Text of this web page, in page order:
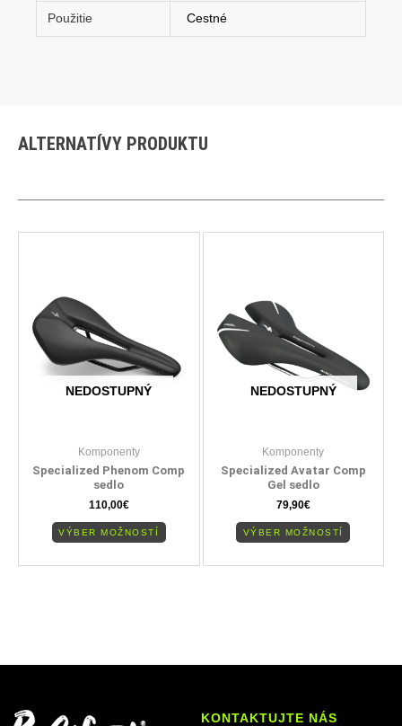
Použitie Cestné
ALTERNATÍVY PRODUKTU
NEDOSTUPNÝ
Komponenty
Specialized Phenom Comp
sedlo
110,00€
VÝBER MOŽNOSTÍ
si
môžete
NEDOSTUPNÝ
Komponenty
Specialized Avatar Comp
Gel sedlo
79,90€
VÝBER MOŽNOSTÍ
si
môžete
KONTAKTUJTE NÁS